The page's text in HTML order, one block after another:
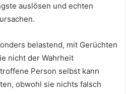
auslösen und echten
belastend, mit Gerüchten
nicht der Wahrheit
Person selbst kann
obwohl sie nichts falsch